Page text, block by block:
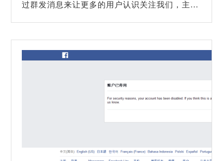
过群发消息来让更多的用户认识关注我们，主动